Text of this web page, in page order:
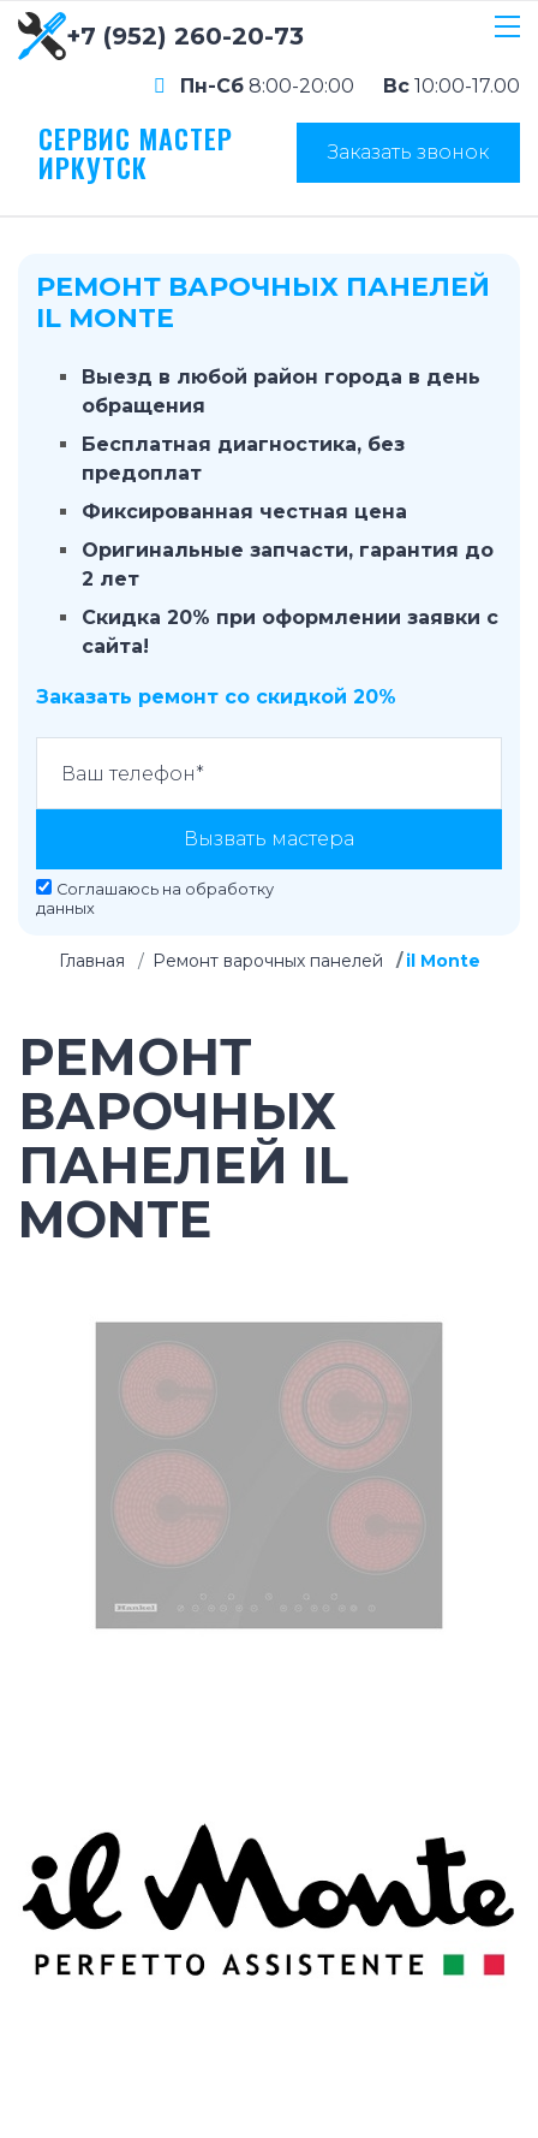
+7 (952) 260-20-73
Пн-Сб 8:00-20:00 Вс 10:00-17.00
СЕРВИС МАСТЕР
ИРКУТСК Заказать звонок
РЕМОНТ ВАРОЧНЫХ ПАНЕЛЕЙ
IL MONTE
Выезд в любой район города в день
обращения
Бесплатная диагностика, без
предоплат
Фиксированная честная цена
Оригинальные запчасти, гарантия до
2 лет
Скидка 20% при оформлении заявки с
сайта!
Заказать ремонт со скидкой 20%
Вызвать мастера
Соглашаюсь на обработку
данных
Главная Ремонт варочных панелей il Monte
РЕМОНТ
ВАРОЧНЫХ
ПАНЕЛЕЙ IL
MONTE